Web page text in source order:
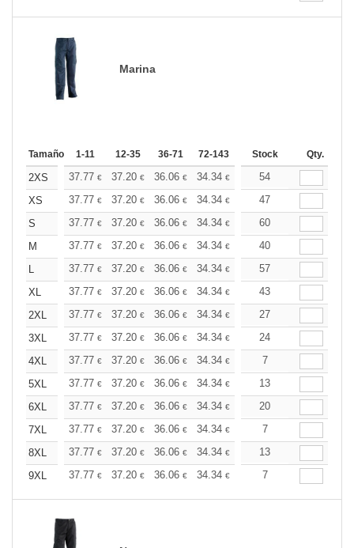
Marina
Tamaño 1-11 12-35 36-71 72-143 144-287 288 +
Stock Qty.
2XS 37.77 € 37.20 € 36.06 € 34.34 € 32.62€
54
XS
37.77 € 37.20 € 36.06 € 34.34 € 32.62€
47
S
37.77 € 37.20 € 36.06 € 34.34 € 32.62€
60
M
37.77 € 37.20 € 36.06 € 34.34 € 32.62€
40
L
37.77 € 37.20 € 36.06 € 34.34 € 32.62€
57
XL
37.77 € 37.20 € 36.06 € 34.34 € 32.62€
43
2XL
37.77 € 37.20 € 36.06 € 34.34 € 32.62€
27
3XL
37.77 € 37.20 € 36.06 € 34.34 € 32.62€
24
4XL
37.77 € 37.20 € 36.06 € 34.34 € 32.62
7
5XL
37.77 € 37.20 € 36.06 € 34.34 € 32.62€
13
6XL
37.77 € 37.20 € 36.06 € 34.34 € 32.62€
20
7XL
37.77 € 37.20 € 36.06 € 34.34 € 32.62
7
8XL
37.77 € 37.20 € 36.06 € 34.34 € 32.62€
13
9XL
37.77 € 37.20 € 36.06 € 34.34 € 32.62
7